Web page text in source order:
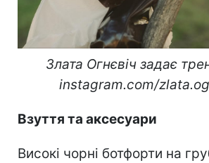
Злата Огнєвіч задає
instagram.com/
Взуття та аксесуари
Високі чорні ботфорти на